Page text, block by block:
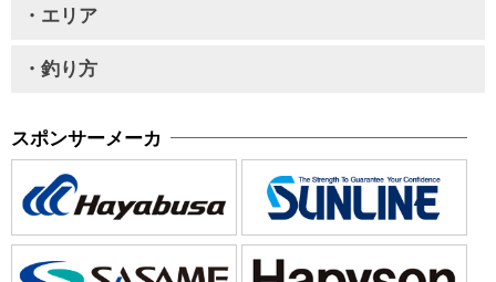
・エリア
・釣り方
スポンサーメーカ